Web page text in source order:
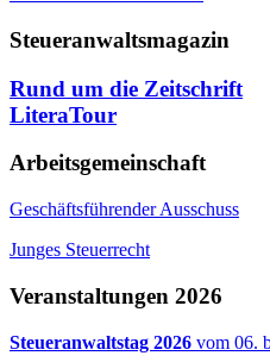
Steueranwaltsmagazin
Rund um die Zeitschrift
LiteraTour
Arbeitsgemeinschaft
Geschäftsführender Ausschuss
Junges Steuerrecht
Veranstaltungen 2026
Steueranwaltstag 2026 vom 06.